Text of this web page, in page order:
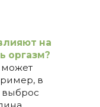
на
оргазм?
может
в
выброс